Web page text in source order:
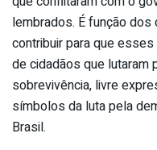
lembrados. É função
contribuir para que
de cidadãos que
sobrevivência, livre
símbolos da luta pela
Brasil.